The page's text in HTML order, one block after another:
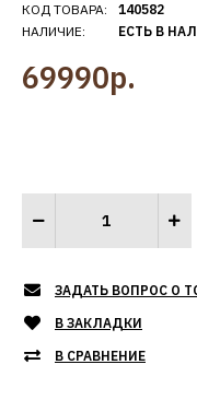
КОД ТОВАРА:
НАЛИЧИЕ:
140582
ЕСТЬ В
69990р.
ЗАДАТЬ ВОПРОС О
В ЗАКЛАДКИ
В СРАВНЕНИЕ